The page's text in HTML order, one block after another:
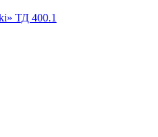
ТД 400.1